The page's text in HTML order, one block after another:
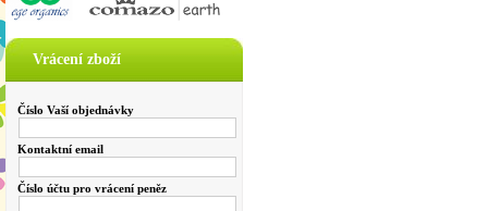
Vrácení zboží
Číslo Vaší objednávky
Kontaktní email
Číslo účtu pro vrácení peněz